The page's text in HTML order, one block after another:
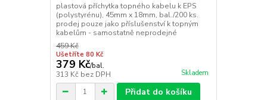
plastová příchytka topného kabelu k EPS
(polystyrénu), 45mm x 18mm, bal./200 ks.
prodej pouze jako příslušenství k topným
kabelům - samostatně neprodejné
459 Kč
Ušetříte 80 Kč
379 Kč/bal.
313 Kč bez DPH Skladem
Přidat do košíku